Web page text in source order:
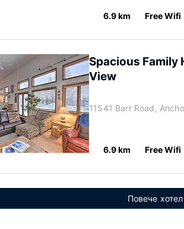
6.9 km Free Wifi
Spacious Family
View
11541 Barr Road,
6.9 km Free Wifi
Повече